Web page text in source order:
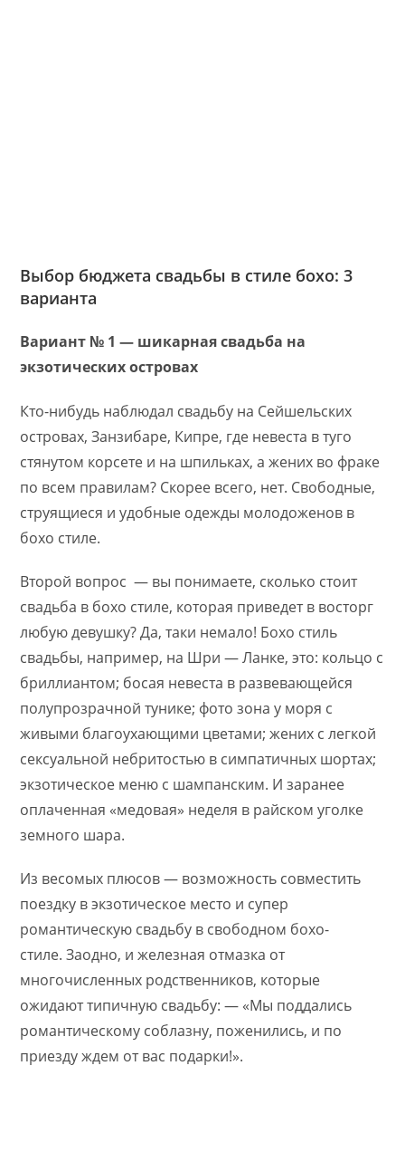
Выбор бюджета свадьбы в стиле бохо: 3
варианта
Вариант № 1 — шикарная свадьба на
экзотических островах
Кто-нибудь наблюдал свадьбу на Сейшельских
островах, Занзибаре, Кипре, где невеста в туго
стянутом корсете и на шпильках, а жених во фраке
по всем правилам? Скорее всего, нет. Свободные,
струящиеся и удобные одежды молодоженов в
бохо стиле.
Второй вопрос — вы понимаете, сколько стоит
свадьба в бохо стиле, которая приведет в восторг
любую девушку? Да, таки немало! Бохо стиль
свадьбы, например, на Шри — Ланке, это: кольцо с
бриллиантом; босая невеста в развевающейся
полупрозрачной тунике; фото зона у моря с
живыми благоухающими цветами; жених с легкой
сексуальной небритостью в симпатичных шортах;
экзотическое меню с шампанским. И заранее
оплаченная «медовая» неделя в райском уголке
земного шара.
Из весомых плюсов — возможность совместить
поездку в экзотическое место и супер
романтическую свадьбу в свободном бохо-
стиле. Заодно, и железная отмазка от
многочисленных родственников, которые
ожидают типичную свадьбу: — «Мы поддались
романтическому соблазну, поженились, и по
приезду ждем от вас подарки!».